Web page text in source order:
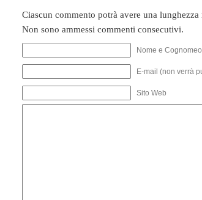
Ciascun commento potrà avere una
Non sono ammessi commenti consecutivi.
Nome e
E-mail (non verrà
Sito Web